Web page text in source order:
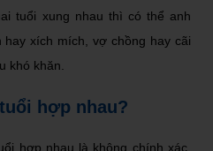
tuổi xung nhau thì có thể anh
xích mích, vợ chồng hay cãi
khó khăn.
hợp nhau?
hợp nhau là không chính xác,